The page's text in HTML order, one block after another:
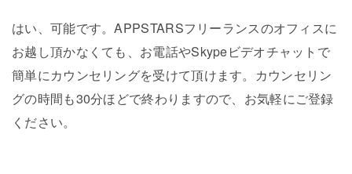
はい、可能です。APPSTARSフリーランスのオフィスに
お越し頂かなくても、お電話やSkypeビデオチャットで
簡単にカウンセリングを受けて頂けます。カウンセリン
グの時間も30分ほどで終わりますので、お気軽にご登録
ください。